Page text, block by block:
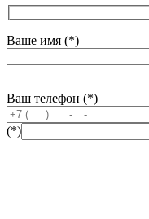
Ваше имя (*)
Ваш телефон (*)
(*)